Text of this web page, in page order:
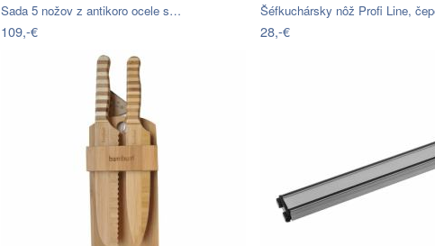
Sada 5 nožov z antikoro ocele s…
109,-€
Šéfkuchársky nôž Profi Line,
28,-€